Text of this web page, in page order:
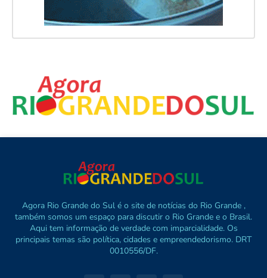
Agora Rio Grande do Sul é o site de notícias do Rio Grande ,
também somos um espaço para discutir o Rio Grande e o Brasil.
Aqui tem informação de verdade com imparcialidade. Os
principais temas são política, cidades e empreendedorismo. DRT
0010556/DF.